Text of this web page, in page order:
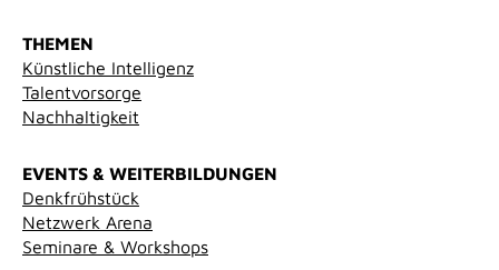
THEMEN
Künstliche Intelligenz
Talentvorsorge
Nachhaltigkeit
EVENTS & WEITERBILDUNGEN
Denkfrühstück
Netzwerk Arena
Seminare & Workshops